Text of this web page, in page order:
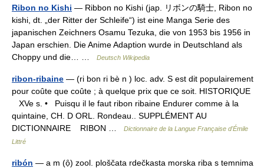
Ribon no Kishi — Ribbon no Kishi (jap. リボンの騎士, Ribon no
kishi, dt. „der Ritter der Schleife“) ist eine Manga Serie des
japanischen Zeichners Osamu Tezuka, die von 1953 bis 1956 in
Japan erschien. Die Anime Adaption wurde in Deutschland als
Choppy und die… …
Deutsch Wikipedia
ribon-ribaine — (ri bon ri bè n ) loc. adv. S est dit populairement
pour coûte que coûte ; à quelque prix que ce soit. HISTORIQUE
XVe s. • Puisqu il le faut ribon ribaine Endurer comme à la
quintaine, CH. D ORL. Rondeau.. SUPPLÉMENT AU
DICTIONNAIRE RIBON …
Dictionnaire de la Langue Française d'Émile
Littré
ribón — a m (ọ̑) zool. ploščata rdečkasta morska riba s temnima